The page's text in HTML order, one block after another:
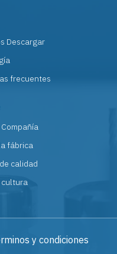
Descargar
frecuentes
fábrica
calidad
cultura
y condiciones